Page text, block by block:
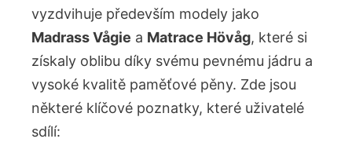
vyzdvihuje především⁣ modely jako
Madrass Vågie a Matrace Hövåg, které si
získaly oblibu díky svému pevnému jádru a
vysoké kvalitě paměťové pěny. Zde jsou
některé klíčové poznatky, které uživatelé
sdílí: